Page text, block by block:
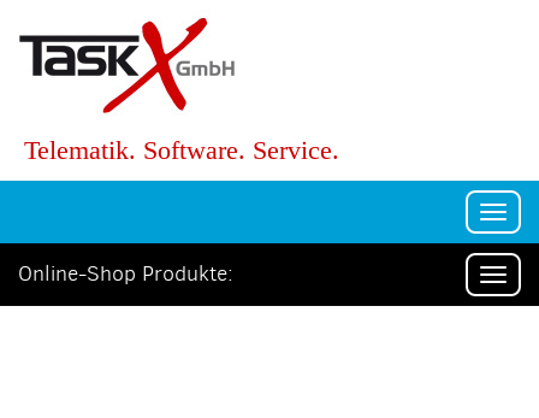
Telematik. Software. Service.
Online-Shop Produkte: